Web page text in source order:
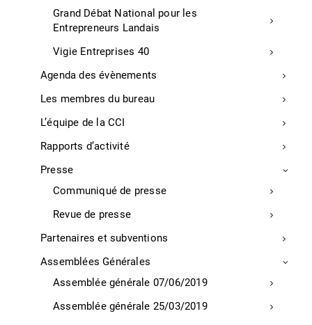
Grand Débat National pour les
Entrepreneurs Landais
Vigie Entreprises 40
Agenda des évènements
Les membres du bureau
L’équipe de la CCI
Rapports d’activité
Presse
Communiqué de presse
Revue de presse
Partenaires et subventions
Assemblées Générales
Assemblée générale 07/06/2019
Assemblée générale 25/03/2019
1 jour (7 heures)
Ateliers pratiques sur la configuration de
une petite entreprise
TARIFS (intra entreprise) :
A partir de 1225€
MODALITES D’EVALUATION :
Atelier de configuration d’un CRM pour un
cas fictif.
QCM final sur les bases et l’utilisation
des outils de CRM.
ACCESSIBILITE :